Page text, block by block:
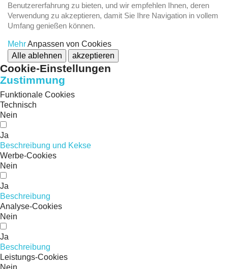
Benutzererfahrung zu bieten, und wir empfehlen Ihnen, deren
Verwendung zu akzeptieren, damit Sie Ihre Navigation in vollem
Umfang genießen können.
MehrAnpassen von Cookies
Alle ablehnen
akzeptieren
Cookie-Einstellungen
Zustimmung
Funktionale Cookies
Technisch
Nein
Ja
Beschreibung und Kekse
Werbe-Cookies
Nein
Ja
Beschreibung
Analyse-Cookies
Nein
Ja
Beschreibung
Leistungs-Cookies
Nein